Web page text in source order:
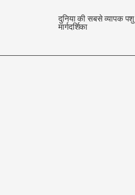
दुनिया की सबसे व्यापक पशु
मार्गदर्शिका